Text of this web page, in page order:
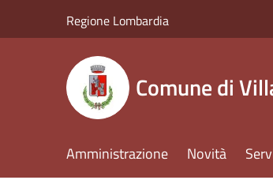
Regione Lombardia
Comune di
Amministrazione Novità